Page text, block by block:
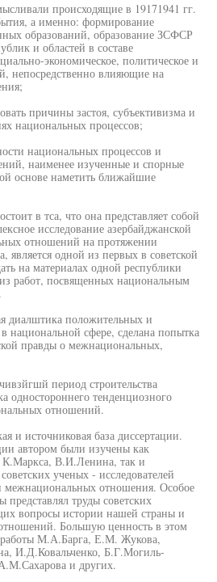
происходящие в 19171941 гг.
а именно: формирование
образований, образование ЗСФСР
и областей в составе
экономическое, политическое и
непосредственно влияющие на
причины застоя, субъективизма и
национальных процессов;
национальных процессов и
наименее изученные и спорные
основе наметить ближайшие
в тса, что она представляет собой
исследование азербайджанской
отношений на протяжении
является одной из первых в советской
на материалах одной республики
работ, посвященных национальным
диалштика положительных и
национальной сфере, сделана попытка
правды о межнациональных,
период строительства
одностороннего тенденциозного
отношений.
и источниковая база диссертации.
автором были изучены как
К.Маркса, В.И.Ленина, так и
ученых - исследователей
отношения. Особое
представлял труды советских
вопросы истории нашей страны и
Большую ценность в этом
М.А.Барга, Е.М. Жукова,
И.Д.Ковальченко, Б.Г.Могиль-
и других.